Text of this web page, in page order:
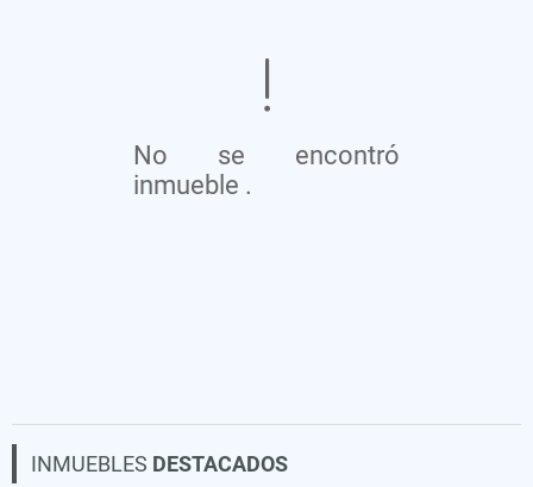
No se encontró
inmueble .
INMUEBLES DESTACADOS